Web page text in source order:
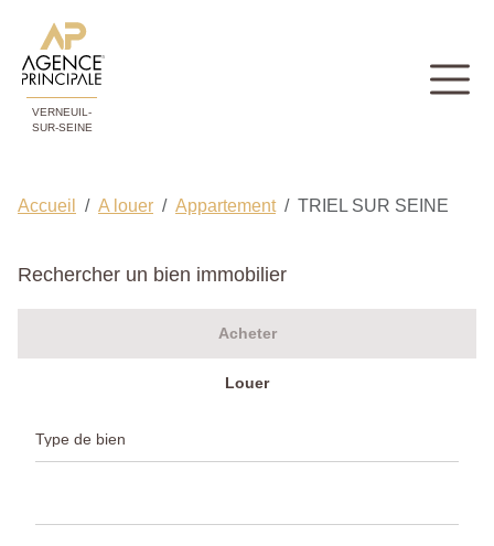
VERNEUIL-
SUR-SEINE
Accueil A louer Appartement TRIEL SUR SEINE
Rechercher un bien immobilier
Acheter
Louer